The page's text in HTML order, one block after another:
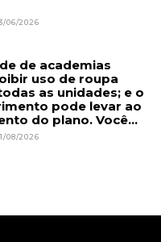
06/2026
de academias
uso de roupa
as unidades; e o
pode levar ao
do plano. Você...
08/2026